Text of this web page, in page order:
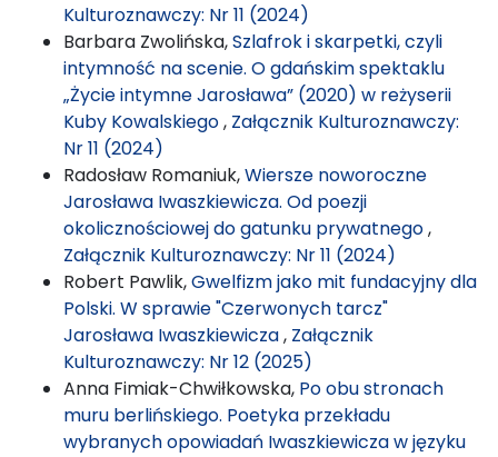
Kulturoznawczy: Nr 11 (2024)
Barbara Zwolińska,Szlafrok i skarpetki, czyli
intymność na scenie. O gdańskim spektaklu
„Życie intymne Jarosława” (2020) w reżyserii
Kuby Kowalskiego, Załącznik Kulturoznawczy:
Nr 11 (2024)
Radosław Romaniuk,Wiersze noworoczne
Jarosława Iwaszkiewicza. Od poezji
okolicznościowej do gatunku prywatnego,
Załącznik Kulturoznawczy: Nr 11 (2024)
Robert Pawlik,Gwelfizm jako mit fundacyjny dla
Polski. W sprawie "Czerwonych tarcz"
Jarosława Iwaszkiewicza, Załącznik
Kulturoznawczy: Nr 12 (2025)
Anna Fimiak-Chwiłkowska, Po obu stronach
muru berlińskiego. Poetyka przekładu
wybranych opowiadań Iwaszkiewicza w języku